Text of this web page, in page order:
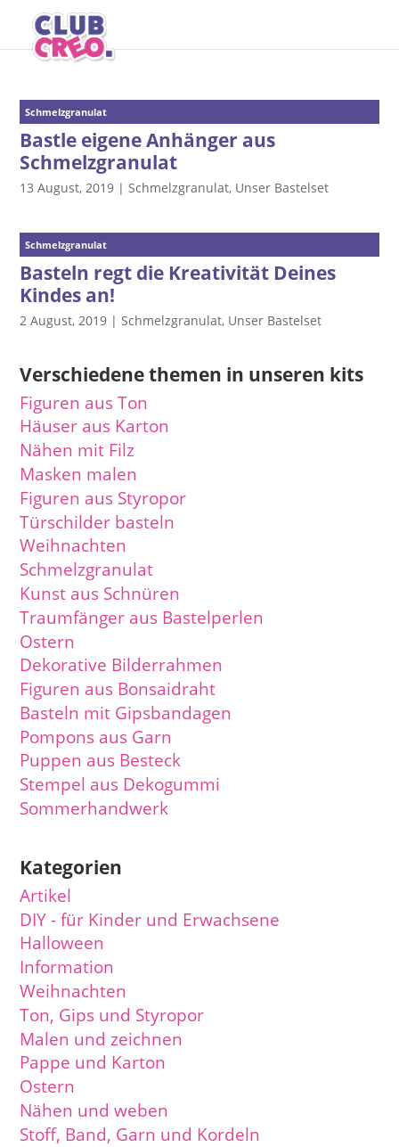
Schmelzgranulat
Bastle eigene Anhänger aus
Schmelzgranulat
13 August, 2019 | Schmelzgranulat, Unser Bastelset
Schmelzgranulat
Basteln regt die Kreativität Deines
Kindes an!
2 August, 2019 | Schmelzgranulat, Unser Bastelset
Verschiedene themen in unseren kits
Figuren aus Ton
Häuser aus Karton
Nähen mit Filz
Masken malen
Figuren aus Styropor
Türschilder basteln
Weihnachten
Schmelzgranulat
Kunst aus Schnüren
Traumfänger aus Bastelperlen
Ostern
Dekorative Bilderrahmen
Figuren aus Bonsaidraht
Basteln mit Gipsbandagen
Pompons aus Garn
Puppen aus Besteck
Stempel aus Dekogummi
Sommerhandwerk
Kategorien
Artikel
DIY - für Kinder und Erwachsene
Halloween
Information
Weihnachten
Ton, Gips und Styropor
Malen und zeichnen
Pappe und Karton
Ostern
Nähen und weben
Stoff, Band, Garn und Kordeln